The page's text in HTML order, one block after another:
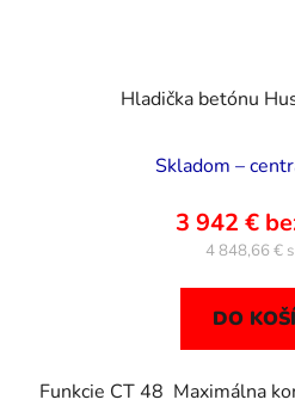
Hladička betónu
Skladom –
3 942 €
4 848,66 €
DO
Funkcie CT 48 Maximálna